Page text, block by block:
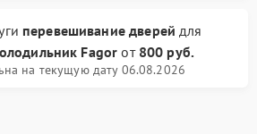
перевешивание дверей для
Fagor от 800 руб.
на текущую дату 06.08.2026